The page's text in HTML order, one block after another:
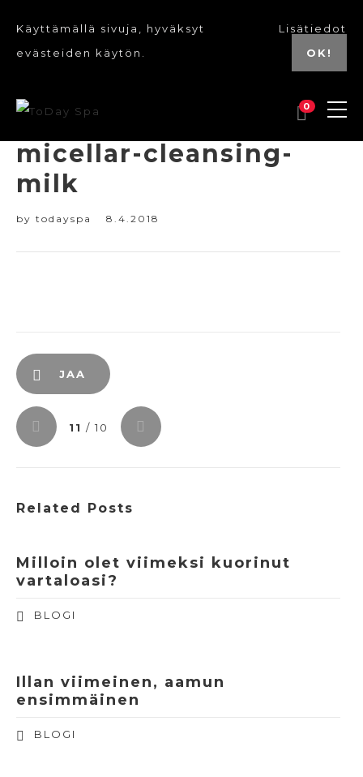
Käyttämällä sivuja, hyväksyt
evästeiden käytön.
Lisätiedot
OK!
0
micellar-cleansing-
milk
by todayspa 8.4.2018
JAA
11 / 10
Related Posts
Milloin olet viimeksi kuorinut
vartaloasi?
BLOGI
Illan viimeinen, aamun
ensimmäinen
BLOGI